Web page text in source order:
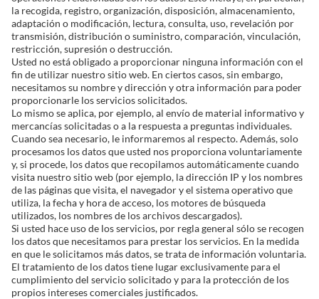
la recogida, registro, organización, disposición, almacenamiento,
adaptación o modificación, lectura, consulta, uso, revelación por
transmisión, distribución o suministro, comparación, vinculación,
restricción, supresión o destrucción.
Usted no está obligado a proporcionar ninguna información con el
fin de utilizar nuestro sitio web. En ciertos casos, sin embargo,
necesitamos su nombre y dirección y otra información para poder
proporcionarle los servicios solicitados.
Lo mismo se aplica, por ejemplo, al envío de material informativo y
mercancías solicitadas o a la respuesta a preguntas individuales.
Cuando sea necesario, le informaremos al respecto. Además, solo
procesamos los datos que usted nos proporciona voluntariamente
y, si procede, los datos que recopilamos automáticamente cuando
visita nuestro sitio web (por ejemplo, la dirección IP y los nombres
de las páginas que visita, el navegador y el sistema operativo que
utiliza, la fecha y hora de acceso, los motores de búsqueda
utilizados, los nombres de los archivos descargados).
Si usted hace uso de los servicios, por regla general sólo se recogen
los datos que necesitamos para prestar los servicios. En la medida
en que le solicitamos más datos, se trata de información voluntaria.
El tratamiento de los datos tiene lugar exclusivamente para el
cumplimiento del servicio solicitado y para la protección de los
propios intereses comerciales justificados.